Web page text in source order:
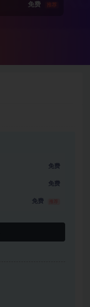
免费 推荐
免费
免费
免费